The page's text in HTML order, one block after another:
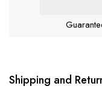
Shipping and